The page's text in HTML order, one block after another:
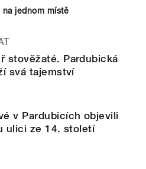
na jednom místě
stověžaté. Pardubická
svá tajemství
v Pardubicích objevili
ulici ze 14. století